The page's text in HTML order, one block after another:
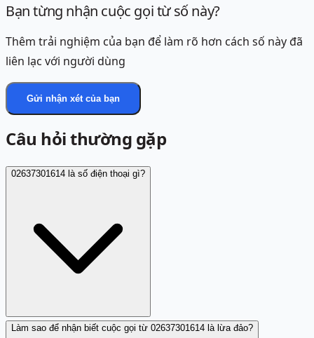
Bạn từng nhận cuộc gọi từ số này?
Thêm trải nghiệm của bạn để làm rõ hơn cách số này đã
liên lạc với người dùng
Gửi nhận xét của bạn
Câu hỏi thường gặp
02637301614 là số điện thoại gì?
Làm sao để nhận biết cuộc gọi từ 02637301614 là lừa đảo?